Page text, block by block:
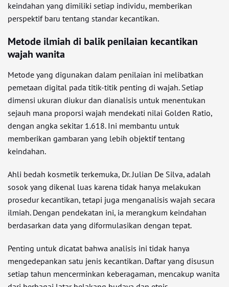
keindahan yang dimiliki setiap individu, memberikan
perspektif baru tentang standar kecantikan.
Metode ilmiah di balik penilaian kecantikan
wajah wanita
Metode yang digunakan dalam penilaian ini melibatkan
pemetaan digital pada titik-titik penting di wajah. Setiap
dimensi ukuran diukur dan dianalisis untuk menentukan
sejauh mana proporsi wajah mendekati nilai Golden Ratio,
dengan angka sekitar 1.618. Ini membantu untuk
memberikan gambaran yang lebih objektif tentang
keindahan.
Ahli bedah kosmetik terkemuka, Dr. Julian De Silva, adalah
sosok yang dikenal luas karena tidak hanya melakukan
prosedur kecantikan, tetapi juga menganalisis wajah secara
ilmiah. Dengan pendekatan ini, ia merangkum keindahan
berdasarkan data yang diformulasikan dengan tepat.
Penting untuk dicatat bahwa analisis ini tidak hanya
mengedepankan satu jenis kecantikan. Daftar yang disusun
setiap tahun mencerminkan keberagaman, mencakup wanita